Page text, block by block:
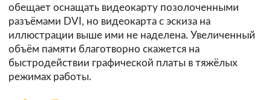
обещает оснащать видеокарту позолоченными
разъёмами DVI, но видеокарта с эскиза на
иллюстрации выше ими не наделена. Увеличенный
объём памяти благотворно скажется на
быстродействии графической платы в тяжёлых
режимах работы.